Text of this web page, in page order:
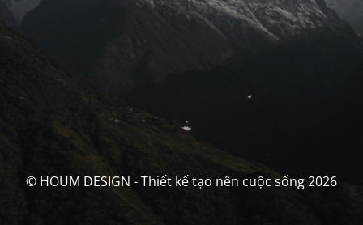
© HOUM DESIGN - Thiết kế tạo nên cuộc sống 2026